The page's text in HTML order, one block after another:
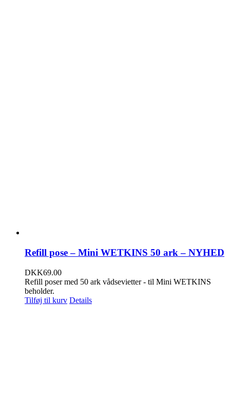
Refill pose – Mini WETKINS 50 ark – NYHED
DKK69.00
Refill poser med 50 ark vådsevietter - til Mini WETKINS
beholder.
Tilføj til kurv Details